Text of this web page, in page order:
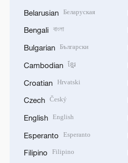
Belarusian Беларуская
Bengali বাংলা
Bulgarian Български
Cambodian ខ្មែរ
Croatian Hrvatski
Czech Český
English English
Esperanto Esperanto
Filipino Filipino